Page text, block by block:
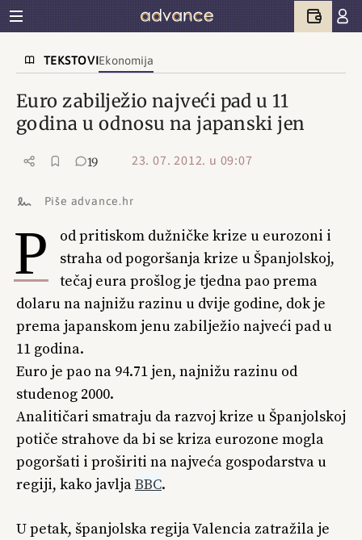
TEKSTOVIEkonomija
Euro zabilježio najveći pad u 11
godina u odnosu na japanski jen
19 23. 07. 2012. u 09:07
Piše advance.hr
P
od pritiskom dužničke krize u eurozoni i
straha od pogoršanja krize u Španjolskoj,
tečaj eura prošlog je tjedna pao prema
dolaru na najnižu razinu u dvije godine, dok je
prema japanskom jenu zabilježio najveći pad u
11 godina.
Euro je pao na 94.71 jen, najnižu razinu od
studenog 2000.
Analitičari smatraju da razvoj krize u Španjolskoj
potiče strahove da bi se kriza eurozone mogla
pogoršati i proširiti na najveća gospodarstva u
regiji, kako javljaBBC.
U petak, španjolska regija Valencia zatražila je